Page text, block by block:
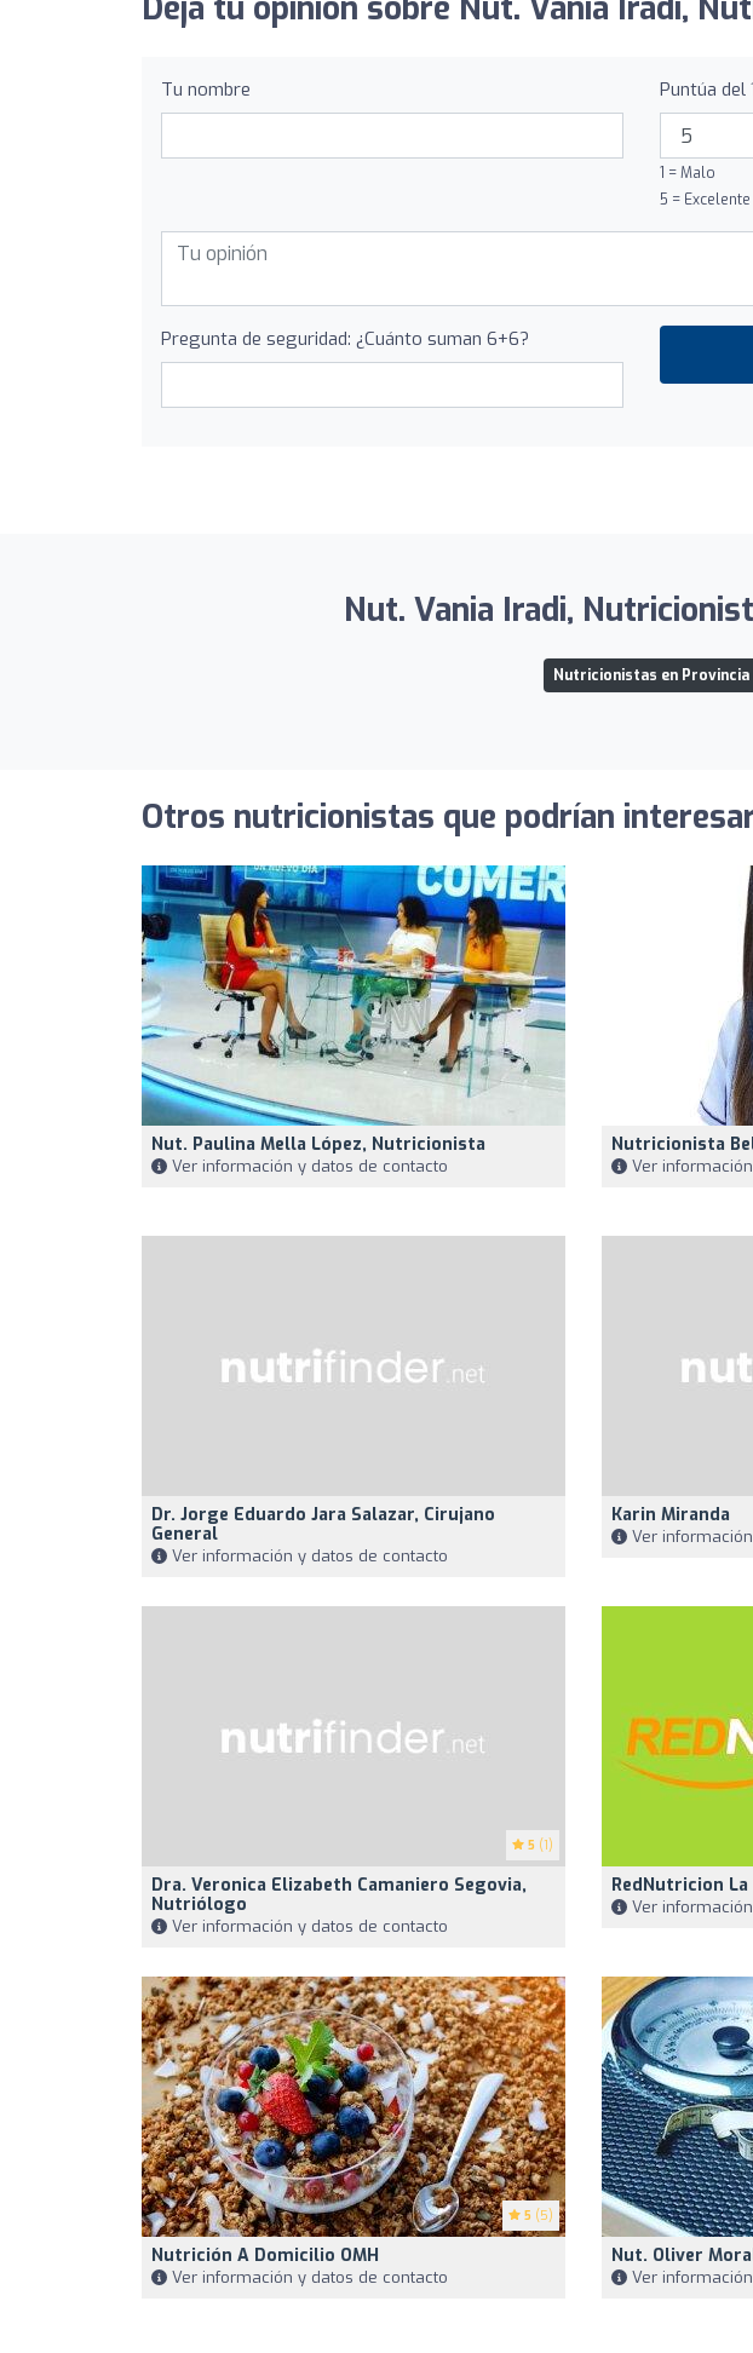
Deja tu opinión sobre Nut. Vania Iradi,
Tu nombre Puntúa del
1 = Malo
5 = Excelente
Pregunta de seguridad: ¿Cuánto suman 6+6?
Nut. Vania Iradi,
Nutricionistas en Provincia
Otros nutricionistas que podrían
Nut. Paulina Mella López, Nutricionista
Ver información y datos de contacto
Nutricionista
Ver
Dr. Jorge Eduardo Jara Salazar, Cirujano
General
Ver información y datos de contacto
Karin Miranda
Ver
5 (1)
Dra. Veronica Elizabeth Camaniero Segovia,
Nutriólogo
Ver información y datos de contacto
RedNutricion
Ver
5 (5)
Nutrición A Domicilio OMH
Ver información y datos de contacto
Nut. Oliver
Ver